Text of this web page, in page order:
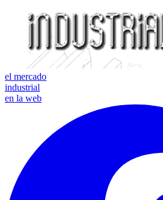
el mercado
industrial
en la web